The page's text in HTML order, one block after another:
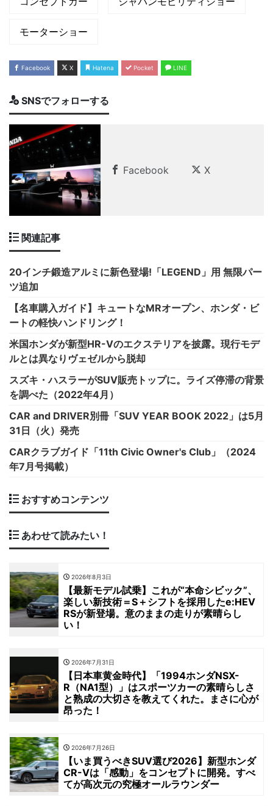
モーターショー
Facebook X Hatena Pocket LINE
SNSでフォローする
Facebook X
関連記事
20インチ鍛造アルミに新色登場!「LEGEND」用 無限パー
ツ追加
【名車購入ガイド】キュートなMRオープン、ホンダ・ビ
ートの軽快ハンドリング！
米国ホンダが新型HR-Vのエクステリアを披露。現行モデ
ルとは異なりヴェゼルから脱却
スズキ・ハスラーがSUV販売トップに。ライズ停滞の背景
を調べた（2022年4月）
CAR and DRIVER別冊「SUV YEAR BOOK 2022」は5月
31日（火）発売
CARクラブガイド「11th Civic Owner's Club」（2024
年7月号掲載）
おすすめコンテンツ
あわせて読みたい！
2026年8月3日
【最新モデル試乗】これが“本命シビック”、
楽しい新技術＝S＋シフトを採用したe:HEV
RSが新登場。意のままの走りが素晴らし
い！
2026年7月31日
【日本車黄金時代】「1994ホンダNSX-
R（NA1型）」はスポーツカーの素晴らしさ
と熟成の大切さを教えてくれた。まさに心が
昂った！
2026年7月26日
【いま買うべきSUV選び2026】新型ホンダ
CR-Vは「感動」をコンセプトに開発。すべ
てが高次元の究極オールラウンダー